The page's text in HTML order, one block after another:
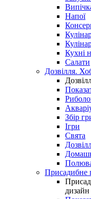
Напої
Кухні
Салати
Дозвілля.
Збір
Ігри
Свята
Присадибне
дизайн